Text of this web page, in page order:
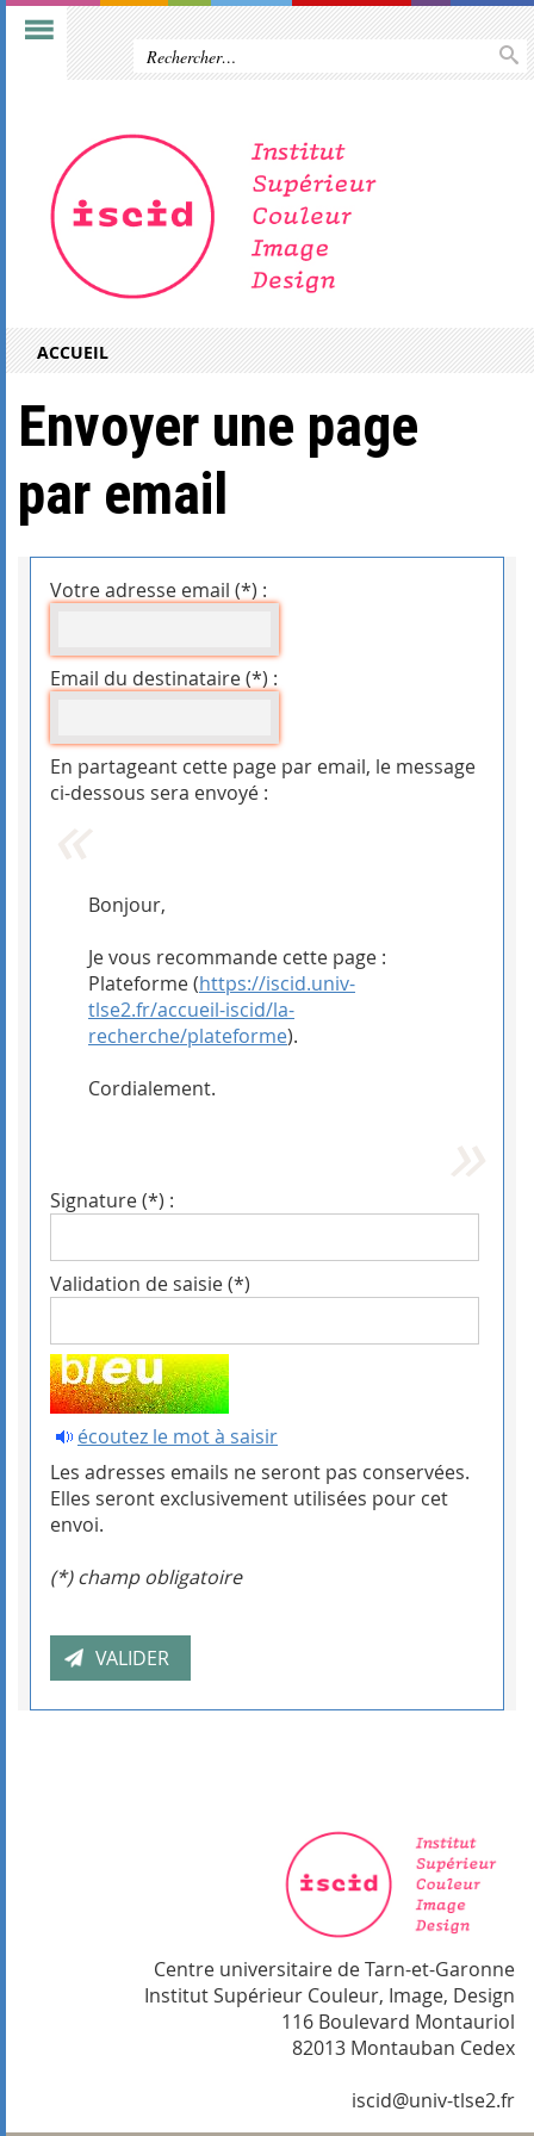
ACCUEIL
Envoyer une page
par email
Votre adresse email (*) :
Email du destinataire (*) :
En partageant cette page par email, le message
ci-dessous sera envoyé :
Bonjour,
Je vous recommande cette page :
Plateforme (https://iscid.univ-
tlse2.fr/accueil-iscid/la-
recherche/plateforme).
Cordialement.
Signature (*) :
Validation de saisie (*)
écoutez le mot à saisir
Les adresses emails ne seront pas conservées.
Elles seront exclusivement utilisées pour cet
envoi.
(*) champ obligatoire
Centre universitaire de Tarn-et-Garonne
Institut Supérieur Couleur, Image, Design
116 Boulevard Montauriol
82013 Montauban Cedex
iscid@univ-tlse2.fr